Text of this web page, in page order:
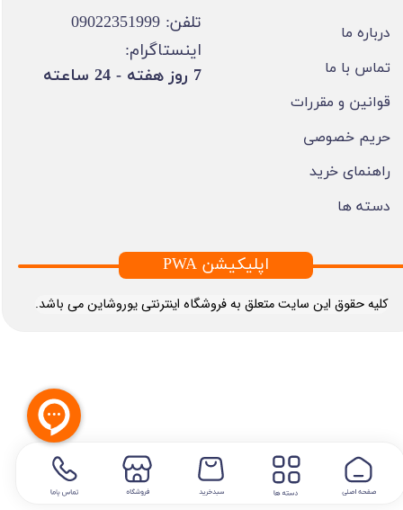
​کلیه حقوق این سایت متعلق به فروشگاه اینترنتی یوروشاین می باشد.
درباره ما
تماس با ما
قوانین و مقررات
حریم خصوصی
راهنمای خرید
دسته ها
تلفن: 09022351999
اینستاگرام:
​7 روز هفته - 24 ساعته ​​​​​​​
PWA اپلیکیشن